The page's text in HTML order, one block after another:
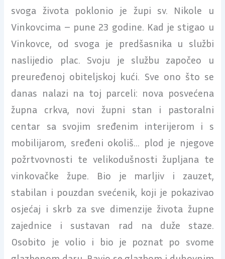
svoga života poklonio je župi sv. Nikole u
Vinkovcima – pune 23 godine. Kad je stigao u
Vinkovce, od svoga je predšasnika u službi
naslijedio plac. Svoju je službu započeo u
preuređenoj obiteljskoj kući. Sve ono što se
danas nalazi na toj parceli: nova posvećena
župna crkva, novi župni stan i pastoralni
centar sa svojim sređenim interijerom i s
mobilijarom, sređeni okoliš… plod je njegove
požrtvovnosti te velikodušnosti župljana te
vinkovačke župe. Bio je marljiv i zauzet,
stabilan i pouzdan svećenik, koji je pokazivao
osjećaj i skrb za sve dimenzije života župne
zajednice i sustavan rad na duže staze.
Osobito je volio i bio je poznat po svome